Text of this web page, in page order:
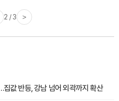
2 / 3 >
값 반등, 강남 넘어 외곽까지 확산